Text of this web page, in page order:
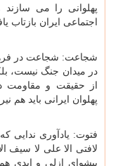
پهلوانی را می
اجتماعی ایران بازتاب
شجاعت: شجاعت در
در میدان جنگ نیست،
از حقیقت و مقاومت
پهلوان ایرانی باید هم
فتوت: یادآوری ندایی
لافتی الا علی لا سیف
پیشوای ازلی و ابدی